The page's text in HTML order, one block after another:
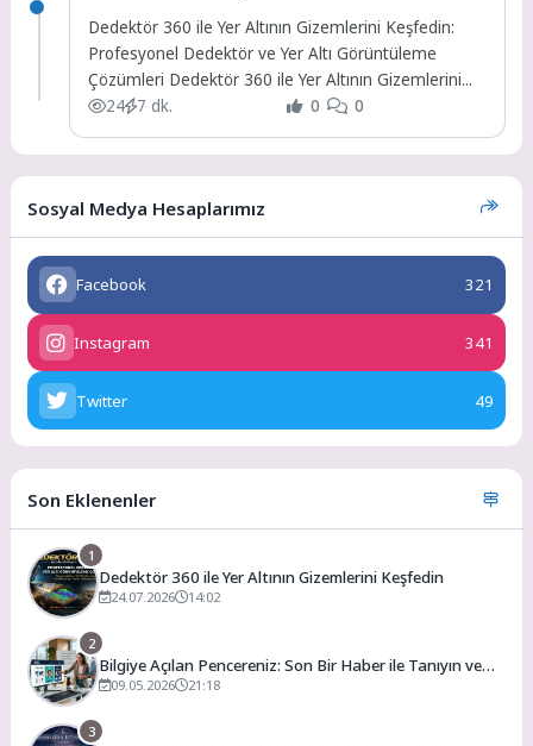
Dedektör 360 ile Yer Altının Gizemlerini Keşfedin:
Profesyonel Dedektör ve Yer Altı Görüntüleme
Çözümleri Dedektör 360 ile Yer Altının Gizemlerini...
24 7 dk. 0 0
Sosyal Medya Hesaplarımız
Facebook 321
Instagram 341
Twitter 49
Son Eklenenler
1
Dedektör 360 ile Yer Altının Gizemlerini Keşfedin
24.07.2026 14:02
2
Bilgiye Açılan Pencereniz: Son Bir Haber ile Tanıyın ve
Keşfedin
09.05.2026 21:18
3